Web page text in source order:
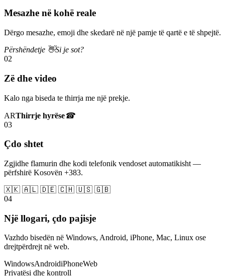
Mesazhe në kohë reale
Dërgo mesazhe, emoji dhe skedarë në një pamje të qartë e të shpejtë.
Përshëndetje 👋Si je sot?
02
Zë dhe video
Kalo nga biseda te thirrja me një prekje.
ARThirrje hyrëse☎
03
Çdo shtet
Zgjidhe flamurin dhe kodi telefonik vendoset automatikisht —
përfshirë Kosovën +383.
🇽🇰 🇦🇱 🇩🇪 🇨🇭 🇺🇸 🇬🇧
04
Një llogari, çdo pajisje
Vazhdo bisedën në Windows, Android, iPhone, Mac, Linux ose
drejtpërdrejt në web.
WindowsAndroidiPhoneWeb
Privatësi dhe kontroll